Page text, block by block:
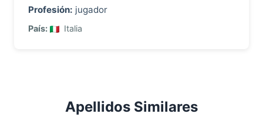
Profesión: jugador
País: Italia
Apellidos Similares